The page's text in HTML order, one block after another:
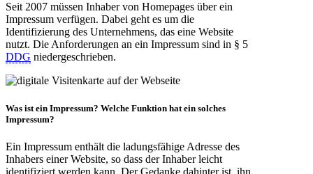
Seit 2007 müssen Inhaber von Homepages über ein
Impressum verfügen. Dabei geht es um die
Identifizierung des Unternehmens, das eine Website
nutzt. Die Anforderungen an ein Impressum sind in § 5
DDG niedergeschrieben.
Was ist ein Impressum? Welche Funktion hat ein solches
Impressum?
Ein Impressum enthält die ladungsfähige Adresse des
Inhabers einer Website, so dass der Inhaber leicht
identifiziert werden kann. Der Gedanke dahinter ist, ihn